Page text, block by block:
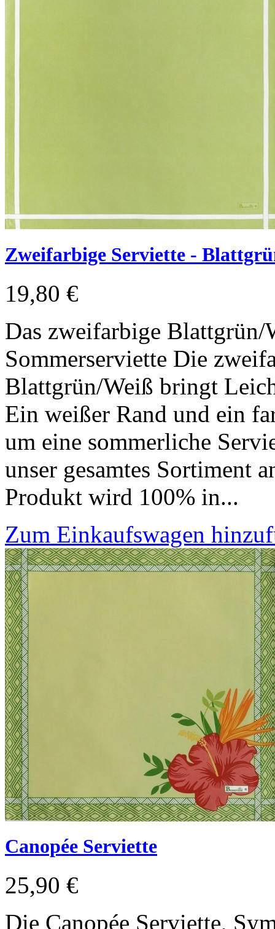
Zweifarbige Serviette -
19,80 €
Das zweifarbige Blattgrün/
Sommerserviette Die
Blattgrün/Weiß bringt
Ein weißer Rand und ein
um eine sommerliche
unser gesamtes Sortiment
Produkt wird 100% in...
Zum Einkaufswagen
Canopée Serviette
25,90 €
Die Canopée Serviette,